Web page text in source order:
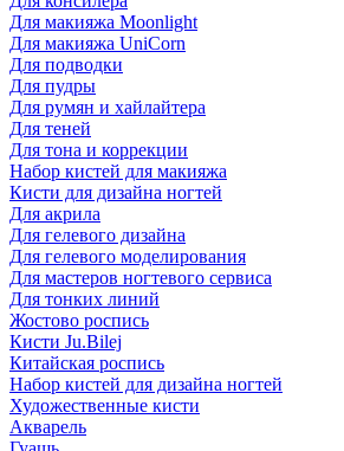
Для макияжа Moonlight
Для макияжа UniCorn
Для подводки
Для пудры
Для румян и хайлайтера
Для теней
Для тона и коррекции
Набор кистей для макияжа
Кисти для дизайна ногтей
Для акрила
Для гелевого дизайна
Для гелевого моделирования
Для мастеров ногтевого сервиса
Для тонких линий
Жостово роспись
Кисти Ju.Bilej
Китайская роспись
Набор кистей для дизайна ногтей
Художественные кисти
Акварель